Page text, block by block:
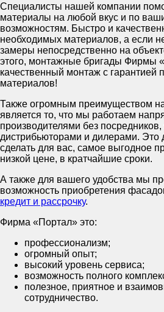
Специалисты нашей компании
материалы на любой вкус и по
возможностям. Быстро и
необходимых материалов, а если
замеры непосредственно на
этого, монтажные бригады Фирмы
качественный монтаж с гарантией
материалов!
Также огромным преимуществом
является то, что мы работаем
производителями без
дистрибьюторами и дилерами. Это
сделать для вас, самое выгодное
низкой цене, в кратчайшие сроки.
А также для вашего удобства мы
возможность приобретения
кредит и рассрочку.
Фирма «Портал» это:
профессионализм;
огромный опыт;
высокий уровень сервиса;
возможность полного
полезное, приятное и
сотрудничество.